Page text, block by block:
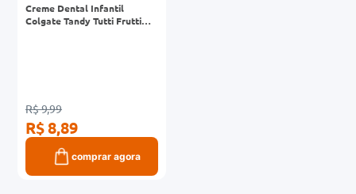
Creme Dental Infantil
Colgate Tandy Tutti Frutti
R$ 9,99
R$ 8,89
comprar agora